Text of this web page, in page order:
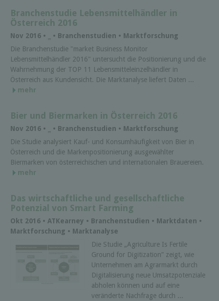
Branchenstudie Lebensmittelhändler in
Österreich 2016
Nov 2016 •
• Branchenstudien • Marktforschung
Die Branchenstudie "market Business Monitor
Lebensmittelhändler 2016" untersucht die Positionierung und die
Wahrnehmung der TOP 11 Lebensmitteleinzelhändler in
Österreich aus Kundensicht. Die Marktanalyse liefert Daten ...
mehr
Bier und Biermarken in Österreich 2016
Nov 2016 •
• Branchenstudien • Marktforschung
Die Studie analysiert Kauf- und Konsumhäufigkeit von Bier in
Österreich und die Markenpositionierung ausgewählter
Biermarken von österreichischen und internationalen Brauereien.
mehr
Das wirtschaftliche und gesellschaftliche
Potenzial von Smart Farming
Okt 2016 • ATKearney • Branchenstudien • Marktdaten •
Marktforschung • Marktanalyse
Die Studie „Agriculture Is Fertile
Ground for Digitization” zeigt, wie
Unternehmen am Agrarmarkt durch
Digitalisierung neue Umsatzpotenziale
abholen können und auf eine
veränderte Nachfrage durch ...